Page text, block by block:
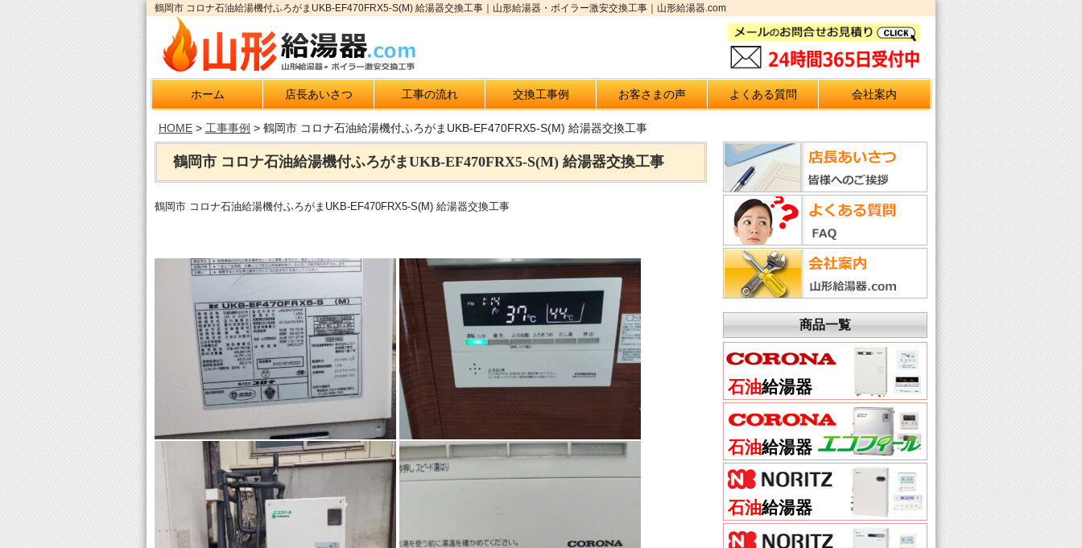
鶴岡市 コロナ石油給湯機付ふろがまUKB-EF470FRX5-S(M) 給湯器交換工事｜山形給湯器・ボイラー激安交換工事｜山形給湯器.com
ホーム 店長あいさつ 工事の流れ 交換工事例 お客さまの声 よくある質問 会社案内
HOME > 工事事例 > 鶴岡市 コロナ石油給湯機付ふろがまUKB-EF470FRX5-S(M) 給湯器交換工事
鶴岡市 コロナ石油給湯機付ふろがまUKB-EF470FRX5-S(M) 給湯器交換工事
鶴岡市 コロナ石油給湯機付ふろがまUKB-EF470FRX5-S(M) 給湯器交換工事
商品一覧
石油給湯器
石油給湯器
石油給湯器